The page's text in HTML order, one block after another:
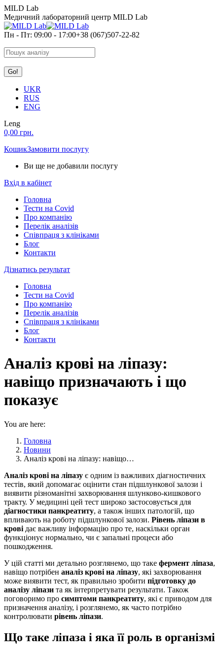
Skip
to
content
MILD Lab
Медичний лабораторний центр MILD Lab
Пн - Пт: 09:00 - 17:00+38 (067)507-22-82
Search:
UKR
RUS
ENG
Leng
0,00 грн.
КошикЗамовити послугу
Ви ще не добавили послугу
Вхід в кабінет
Головна
Тести на Covid
Про компанію
Перелік аналізів
Співпраця з клініками
Блог
Контакти
Дізнатись результат
Головна
Тести на Covid
Про компанію
Перелік аналізів
Співпраця з клініками
Блог
Контакти
Аналіз крові на ліпазу:
навіщо призначають і що
показує
You are here:
Головна
Новини
Аналіз крові на ліпазу: навіщо…
Аналіз крові на ліпазу є одним із важливих діагностичних
тестів, який допомагає оцінити стан підшлункової залози і
виявити різноманітні захворювання шлунково-кишкового
тракту. У медицині цей тест широко застосовується для
діагностики панкреатиту, а також інших патологій, що
впливають на роботу підшлункової залози. Рівень ліпази в
крові дає важливу інформацію про те, наскільки орган
функціонує нормально, чи є запальні процеси або
пошкодження.
У цій статті ми детально розглянемо, що таке фермент ліпаза,
навіщо потрібен аналіз крові на ліпазу, які захворювання
може виявити тест, як правильно зробити підготовку до
аналізу ліпази та як інтерпретувати результати. Також
поговоримо про симптоми панкреатиту, які є приводом для
призначення аналізу, і розглянемо, як часто потрібно
контролювати рівень ліпази.
Що таке ліпаза і яка її роль в організмі